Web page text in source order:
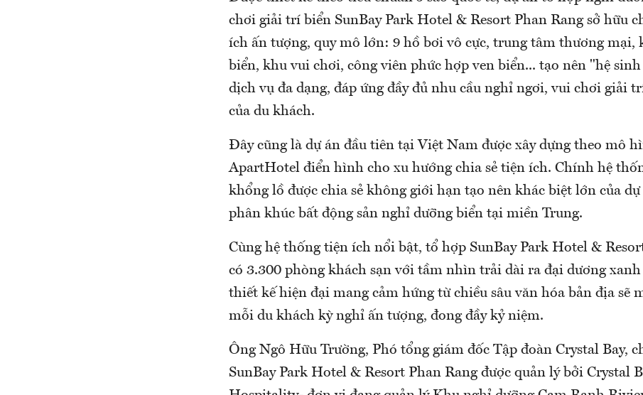
chơi giải trí biển SunBay Park Hotel & Resort Phan Rang sở hữu
ích ấn tượng, quy mô lớn: 9 hồ bơi vô cực, trung tâm thương mại,
biển, khu vui chơi, công viên phức hợp ven biển... tạo nên "hệ
dịch vụ đa dạng, đáp ứng đầy đủ nhu cầu nghỉ ngơi, vui chơi giải
của du khách.
Đây cũng là dự án đầu tiên tại Việt Nam được xây dựng theo mô
ApartHotel điển hình cho xu hướng chia sẻ tiện ích. Chính hệ
khổng lồ được chia sẻ không giới hạn tạo nên khác biệt lớn của
phân khúc bất động sản nghỉ dưỡng biển tại miền Trung.
Cùng hệ thống tiện ích nổi bật, tổ hợp SunBay Park Hotel &
có 3.300 phòng khách sạn với tầm nhìn trải dài ra đại dương
thiết kế hiện đại mang cảm hứng từ chiều sâu văn hóa bản địa sẽ
mỗi du khách kỳ nghỉ ấn tượng, đong đầy kỷ niệm.
Ông Ngô Hữu Trường, Phó tổng giám đốc Tập đoàn Crystal Bay,
SunBay Park Hotel & Resort Phan Rang được quản lý bởi Crystal